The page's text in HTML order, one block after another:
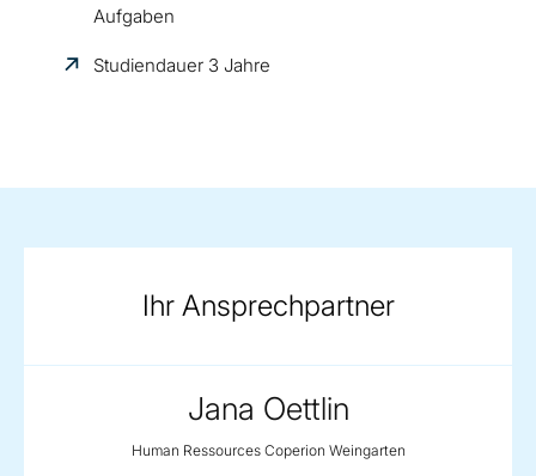
Aufgaben
Studiendauer 3 Jahre
Ihr Ansprechpartner
Jana Oettlin
Human Ressources Coperion Weingarten